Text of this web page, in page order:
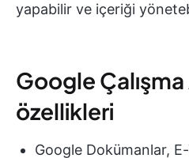
yapabilir ve içeriği
Google Çalışma
özellikleri
Google Dokümanlar,